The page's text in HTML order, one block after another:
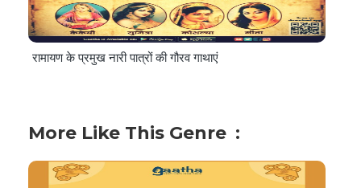
रामायण के प्रमुख नारी पात्रों की गौरव गाथाएं
More Like This Genre